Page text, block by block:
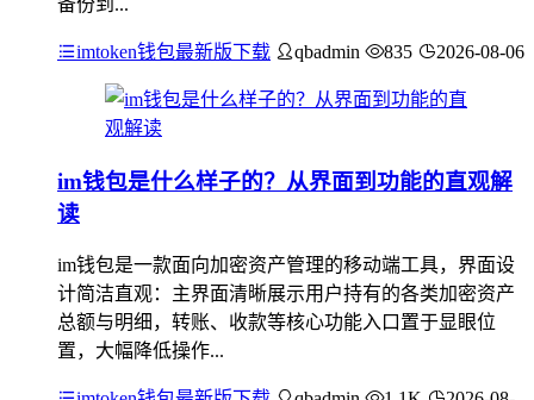
imtoken钱包最新版下载 qbadmin 835 2026-08-06
im钱包是什么样子的？从界面到功能的直观解
读
im钱包是一款面向加密资产管理的移动端工具，界面设
计简洁直观：主界面清晰展示用户持有的各类加密资产
总额与明细，转账、收款等核心功能入口置于显眼位
置，大幅降低操作...